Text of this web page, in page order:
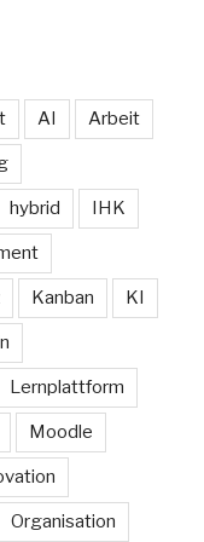
AI Arbeit
hybrid IHK
Kanban KI
Lernplattform
Moodle
Organisation